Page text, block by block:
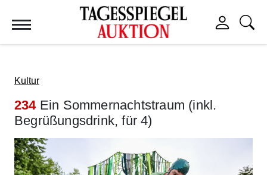
Kultur
234Ein Sommernachtstraum (inkl.
Begrüßungsdrink, für 4)